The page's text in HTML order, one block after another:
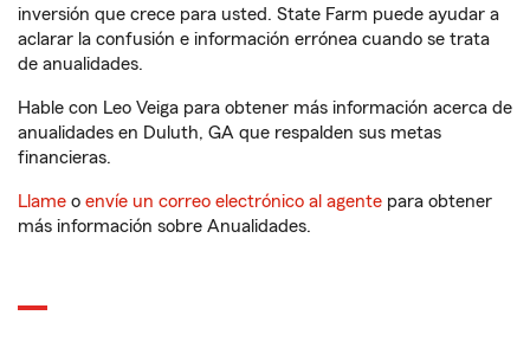
inversión que crece para usted. State Farm puede ayudar a
aclarar la confusión e información errónea cuando se trata
de anualidades.
Hable con Leo Veiga para obtener más información acerca de
anualidades en Duluth, GA que respalden sus metas
financieras.
Llame o envíe un correo electrónico al agente para obtener
más información sobre Anualidades.